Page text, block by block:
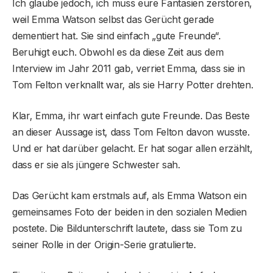
Ich glaube jedoch, ich muss eure Fantasien zerstören,
weil Emma Watson selbst das Gerücht gerade
dementiert hat. Sie sind einfach „gute Freunde“.
Beruhigt euch. Obwohl es da diese Zeit aus dem
Interview im Jahr 2011 gab, verriet Emma, ​​dass sie in
Tom Felton verknallt war, als sie Harry Potter drehten.
Klar, Emma, ​​ihr wart einfach gute Freunde. Das Beste
an dieser Aussage ist, dass Tom Felton davon wusste.
Und er hat darüber gelacht. Er hat sogar allen erzählt,
dass er sie als jüngere Schwester sah.
Das Gerücht kam erstmals auf, als Emma Watson ein
gemeinsames Foto der beiden in den sozialen Medien
postete. Die Bildunterschrift lautete, dass sie Tom zu
seiner Rolle in der Origin-Serie gratulierte.